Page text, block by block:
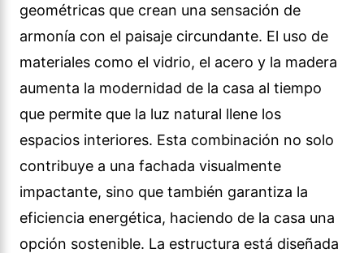
geométricas que crean una sensación de
armonía con el paisaje circundante. El uso de
materiales como el vidrio, el acero y la madera
aumenta la modernidad de la casa al tiempo
que permite que la luz natural llene los
espacios interiores. Esta combinación no solo
contribuye a una fachada visualmente
impactante, sino que también garantiza la
eficiencia energética, haciendo de la casa una
opción sostenible. La estructura está diseñada